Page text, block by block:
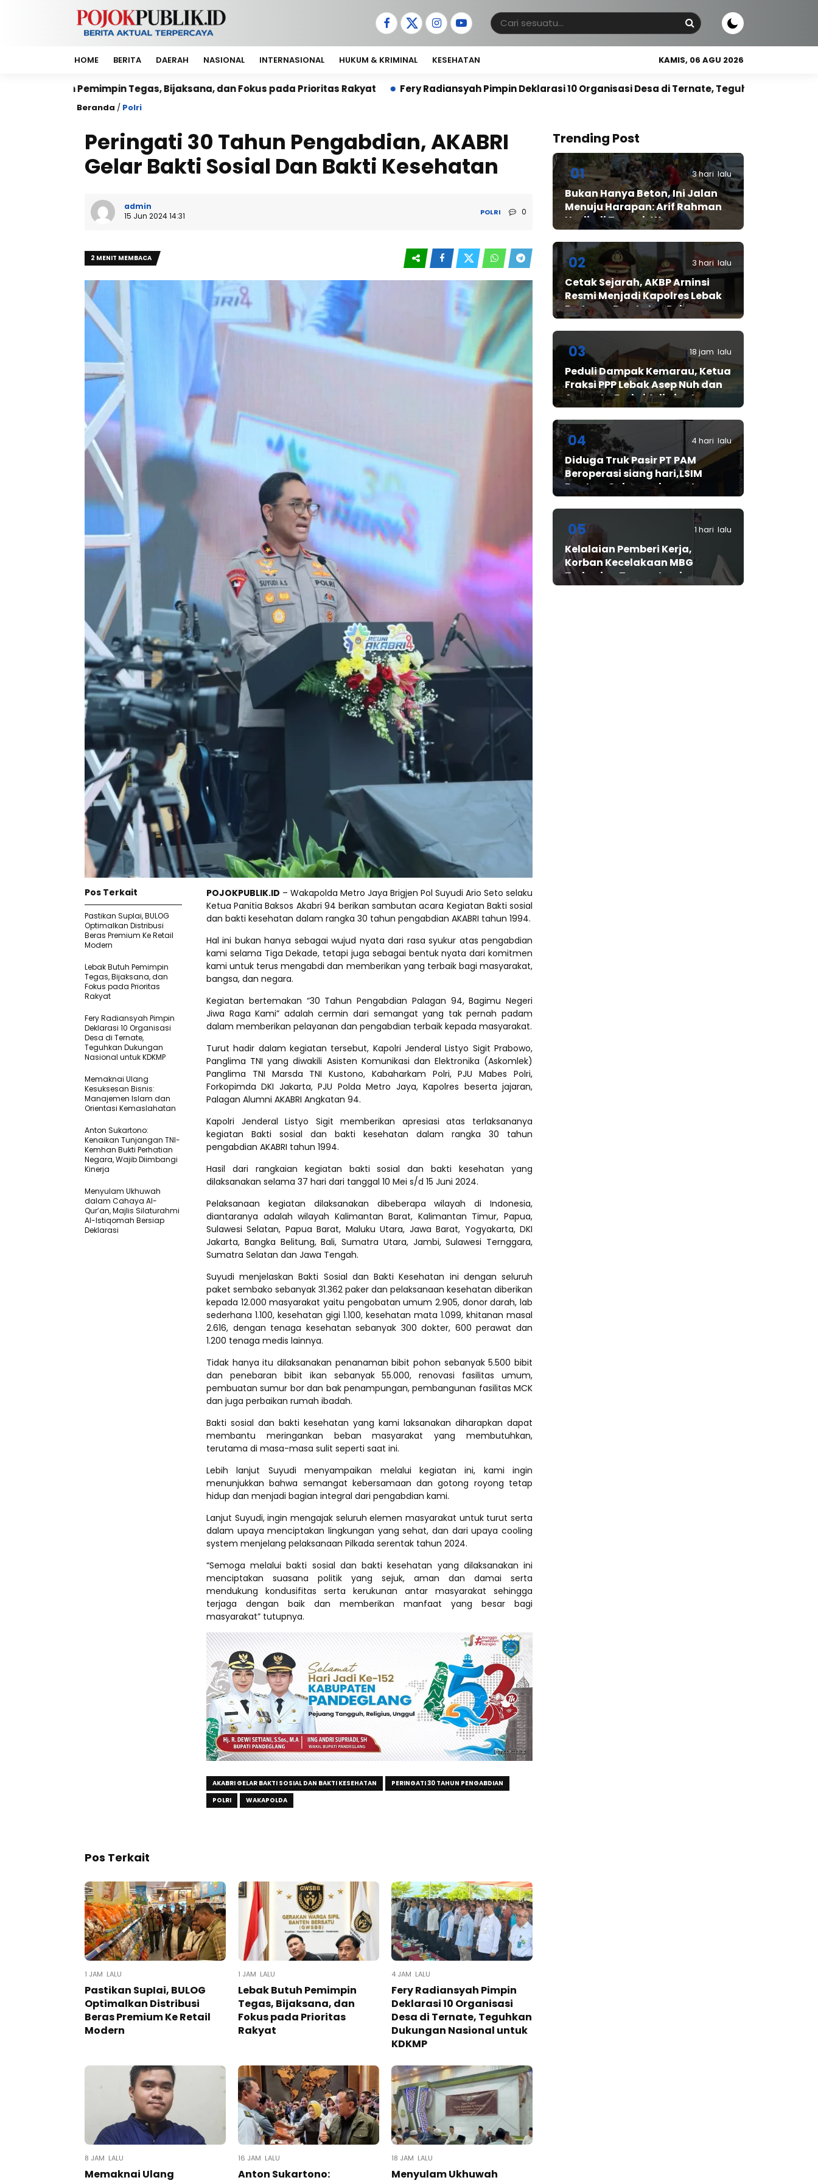
HOME BERITA DAERAH NASIONAL INTERNASIONAL HUKUM & KRIMINAL KESEHATAN KAMIS, 06 AGU 2026
Tegas, Bijaksana, dan Fokus pada Prioritas Rakyat Fery Radiansyah Pimpin Deklarasi 10 Organisasi Desa di Ternate, Teguhkan Dukungan Nasional untuk
Beranda / Polri
Peringati 30 Tahun Pengabdian, AKABRI
Gelar Bakti Sosial Dan Bakti Kesehatan
admin
15 Jun 2024 14:31
POLRI 0
2 MENIT MEMBACA
POJOKPUBLIK.ID – Wakapolda Metro Jaya Brigjen Pol Suyudi Ario Seto selaku
Ketua Panitia Baksos Akabri 94 berikan sambutan acara Kegiatan Bakti sosial
dan bakti kesehatan dalam rangka 30 tahun pengabdian AKABRI tahun 1994.
Hal ini bukan hanya sebagai wujud nyata dari rasa syukur atas pengabdian
kami selama Tiga Dekade, tetapi juga sebagai bentuk nyata dari komitmen
kami untuk terus mengabdi dan memberikan yang terbaik bagi masyarakat,
bangsa, dan negara.
Kegiatan bertemakan “30 Tahun Pengabdian Palagan 94, Bagimu Negeri
Jiwa Raga Kami” adalah cermin dari semangat yang tak pernah padam
dalam memberikan pelayanan dan pengabdian terbaik kepada masyarakat.
Turut hadir dalam kegiatan tersebut, Kapolri Jenderal Listyo Sigit Prabowo,
Panglima TNI yang diwakili Asisten Komunikasi dan Elektronika (Askomlek)
Panglima TNI Marsda TNI Kustono, Kabaharkam Polri, PJU Mabes Polri,
Forkopimda DKI Jakarta, PJU Polda Metro Jaya, Kapolres beserta jajaran,
Palagan Alumni AKABRI Angkatan 94.
Kapolri Jenderal Listyo Sigit memberikan apresiasi atas terlaksananya
kegiatan Bakti sosial dan bakti kesehatan dalam rangka 30 tahun
pengabdian AKABRI tahun 1994.
Hasil dari rangkaian kegiatan bakti sosial dan bakti kesehatan yang
dilaksanakan selama 37 hari dari tanggal 10 Mei s/d 15 Juni 2024.
Pelaksanaan kegiatan dilaksanakan dibeberapa wilayah di Indonesia,
diantaranya adalah wilayah Kalimantan Barat, Kalimantan Timur, Papua,
Sulawesi Selatan, Papua Barat, Maluku Utara, Jawa Barat, Yogyakarta, DKI
Jakarta, Bangka Belitung, Bali, Sumatra Utara, Jambi, Sulawesi Ternggara,
Sumatra Selatan dan Jawa Tengah.
Suyudi menjelaskan Bakti Sosial dan Bakti Kesehatan ini dengan seluruh
paket sembako sebanyak 31.362 paker dan pelaksanaan kesehatan diberikan
kepada 12.000 masyarakat yaitu pengobatan umum 2.905, donor darah, lab
sederhana 1.100, kesehatan gigi 1.100, kesehatan mata 1.099, khitanan masal
2.616, dengan tenaga kesehatan sebanyak 300 dokter, 600 perawat dan
1.200 tenaga medis lainnya.
Tidak hanya itu dilaksanakan penanaman bibit pohon sebanyak 5.500 bibit
dan penebaran bibit ikan sebanyak 55.000, renovasi fasilitas umum,
pembuatan sumur bor dan bak penampungan, pembangunan fasilitas MCK
dan juga perbaikan rumah ibadah.
Bakti sosial dan bakti kesehatan yang kami laksanakan diharapkan dapat
membantu meringankan beban masyarakat yang membutuhkan,
terutama di masa-masa sulit seperti saat ini.
Lebih lanjut Suyudi menyampaikan melalui kegiatan ini, kami ingin
menunjukkan bahwa semangat kebersamaan dan gotong royong tetap
hidup dan menjadi bagian integral dari pengabdian kami.
Lanjut Suyudi, ingin mengajak seluruh elemen masyarakat untuk turut serta
dalam upaya menciptakan lingkungan yang sehat, dan dari upaya cooling
system menjelang pelaksanaan Pilkada serentak tahun 2024.
“Semoga melalui bakti sosial dan bakti kesehatan yang dilaksanakan ini
menciptakan suasana politik yang sejuk, aman dan damai serta
mendukung kondusifitas serta kerukunan antar masyarakat sehingga
terjaga dengan baik dan memberikan manfaat yang besar bagi
masyarakat” tutupnya.
AKABRI GELAR BAKTI SOSIAL DAN BAKTI KESEHATAN
PERINGATI 30 TAHUN PENGABDIAN
POLRI
WAKAPOLDA
Pos Terkait
Pastikan SupIai, BULOG
Optimalkan Distribusi
Beras Premium Ke Retail
Modern
Lebak Butuh Pemimpin
Tegas, Bijaksana, dan
Fokus pada Prioritas
Rakyat
Fery Radiansyah Pimpin
Deklarasi 10 Organisasi
Desa di Ternate,
Teguhkan Dukungan
Nasional untuk KDKMP
Memaknai Ulang
Kesuksesan Bisnis:
Manajemen Islam dan
Orientasi Kemaslahatan
Anton Sukartono:
Kenaikan Tunjangan TNI-
Kemhan Bukti Perhatian
Negara, Wajib Diimbangi
Kinerja
Menyulam Ukhuwah
dalam Cahaya Al-
Qur’an, Majlis Silaturahmi
Al-Istiqomah Bersiap
Deklarasi
Pos Terkait
1 JAM LALU
Pastikan SupIai, BULOG
Optimalkan Distribusi
Beras Premium Ke Retail
Modern
1 JAM LALU
Lebak Butuh Pemimpin
Tegas, Bijaksana, dan
Fokus pada Prioritas
Rakyat
4 JAM LALU
Fery Radiansyah Pimpin
Deklarasi 10 Organisasi
Desa di Ternate, Teguhkan
Dukungan Nasional untuk
KDKMP
8 JAM LALU
Memaknai Ulang
16 JAM LALU
Anton Sukartono:
18 JAM LALU
Menyulam Ukhuwah
Trending Post
01 3 hari lalu
Bukan Hanya Beton, Ini Jalan
Menuju Harapan: Arif Rahman
Hadir di Tengah Warga
Cibadak
02 3 hari lalu
Cetak Sejarah, AKBP Arninsi
Resmi Menjadi Kapolres Lebak
Pertama Berstatus Polwan
03 18 jam lalu
Peduli Dampak Kemarau, Ketua
Fraksi PPP Lebak Asep Nuh dan
Anggota Fraksi Adiwinata
Kusuma Salurkan Bantuan Air
Bersih untuk Warga
Bintangresm
04 4 hari lalu
Diduga Truk Pasir PT PAM
Beroperasi siang hari,LSIM
Banten: Gubernur harus turun
tangan
05 1 hari lalu
Kelalaian Pemberi Kerja,
Korban Kecelakaan MBG
Terbaring Tanpa Jaminan